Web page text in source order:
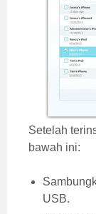
Setelah
bawah ini:
USB.